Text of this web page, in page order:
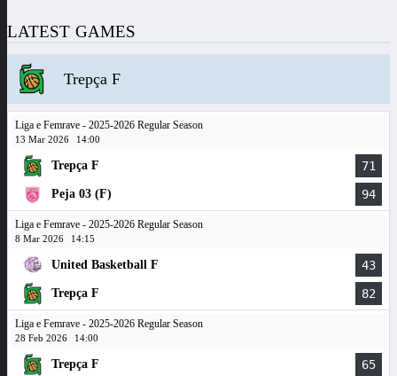
LATEST GAMES
Trepça F
Liga e Femrave - 2025-2026 Regular Season
13 Mar 2026 14:00
Trepça F 71
Peja 03 (F) 94
Liga e Femrave - 2025-2026 Regular Season
8 Mar 2026 14:15
United Basketball F 43
Trepça F 82
Liga e Femrave - 2025-2026 Regular Season
28 Feb 2026 14:00
Trepça F 65